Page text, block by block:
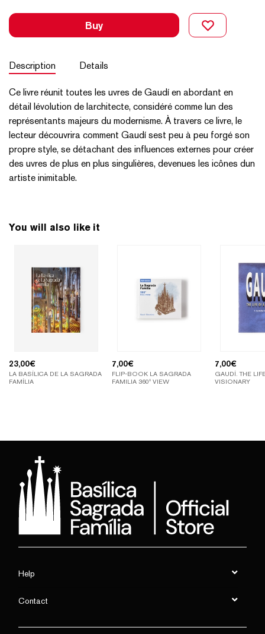
Buy
Description Details
Ce livre réunit toutes les uvres de Gaudí en abordant en
détail lévolution de larchitecte, considéré comme lun des
représentants majeurs du modernisme. À travers ce livre, le
lecteur découvrira comment Gaudí sest peu à peu forgé son
propre style, se détachant des influences externes pour créer
des uvres de plus en plus singulières, devenues les icônes dun
artiste inimitable.
You will also like it
23,00€
LA BASÍLICA DE LA SAGRADA
FAMÍLIA
7,00€
FLIP-BOOK LA SAGRADA
FAMILIA 360º VIEW
7,00€
GAUDÍ. THE
VISIONARY
Help
Contact